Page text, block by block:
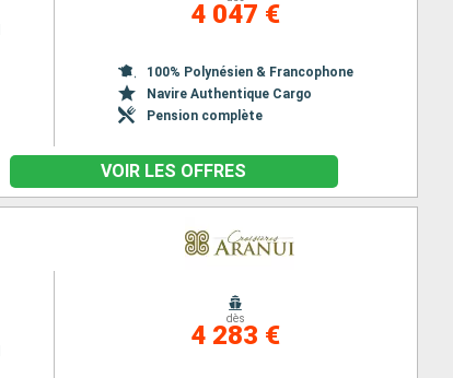
4 047 €
100% Polynésien & Francophone
Navire Authentique Cargo
Pension complète
VOIR LES OFFRES
dès
4 283 €